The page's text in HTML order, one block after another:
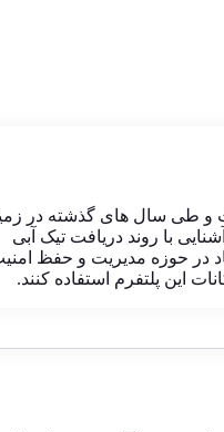
و طی سال های گذشته در
با روند دریافت تیک آبی
در حوزه مدیریت و حفظ
این پلتفرم استفاده کنند.